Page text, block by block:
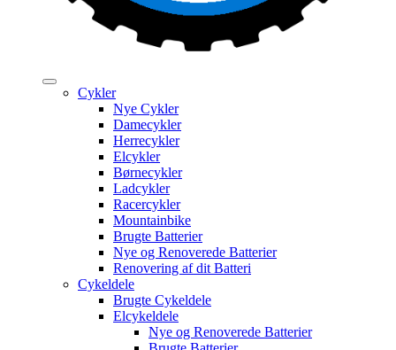
Cykler
Nye Cykler
Damecykler
Herrecykler
Elcykler
Børnecykler
Ladcykler
Racercykler
Mountainbike
Brugte Batterier
Nye og Renoverede Batterier
Renovering af dit Batteri
Cykeldele
Brugte Cykeldele
Elcykeldele
Nye og Renoverede Batterier